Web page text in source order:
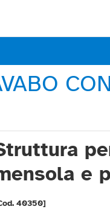
e
40350]